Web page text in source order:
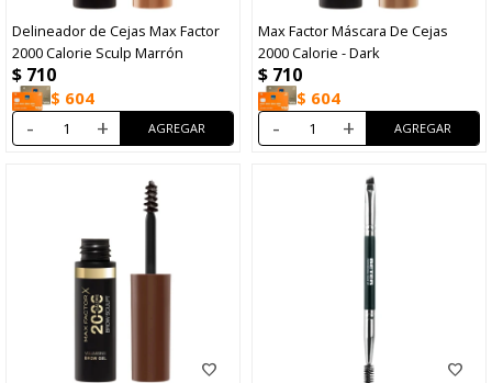
Delineador de Cejas Max Factor
2000 Calorie Sculp Marrón
$ 710
$ 604
- +
Max Factor Máscara De Cejas
2000 Calorie - Dark
$ 710
$ 604
- +